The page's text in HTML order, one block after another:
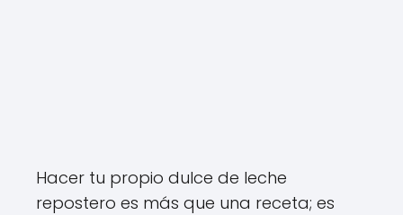
Hacer tu propio dulce de leche
repostero es más que una receta; es